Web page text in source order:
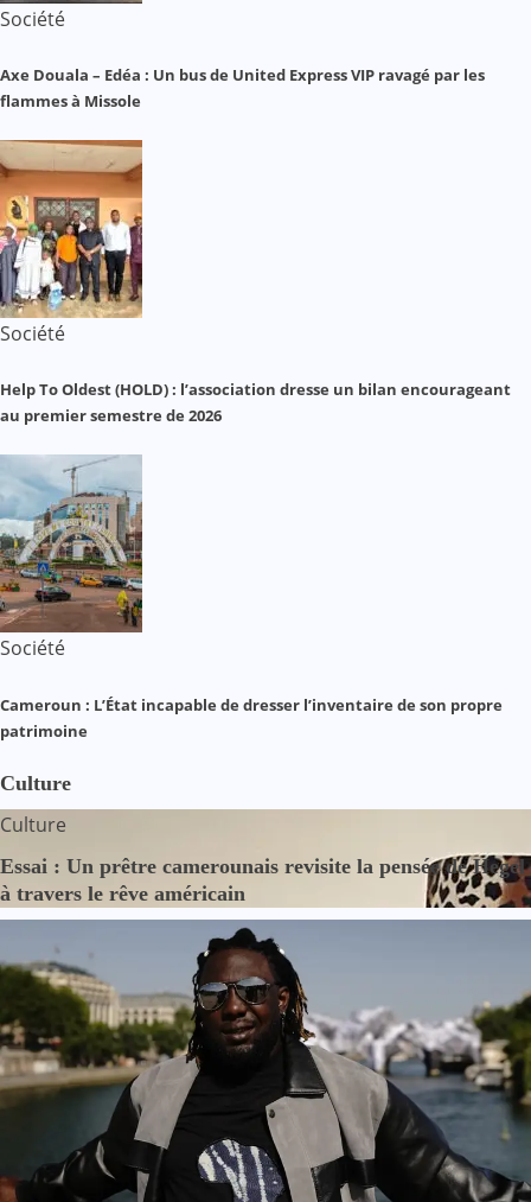
Société
Axe Douala – Edéa : Un bus de United Express VIP ravagé par les
flammes à Missole
Société
Help To Oldest (HOLD) : l’association dresse un bilan encourageant
au premier semestre de 2026
Société
Cameroun : L’État incapable de dresser l’inventaire de son propre
patrimoine
Culture
Culture
Essai : Un prêtre camerounais revisite la pensée de Hegel
à travers le rêve américain